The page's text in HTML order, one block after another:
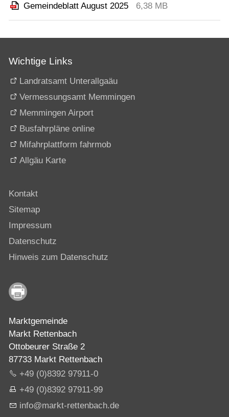
Gemeindeblatt August 2025 6,38 MB
Wichtige Links
Landratsamt Unterallgaäu
Vermessungsamt Memmingen
Memmingen Airport
Busfahrpläne online
Mifahrplattform fahrmob
Allgäu Karte
Kontakt
Sitemap
Impressum
Datenschutz
Hinweis zum Datenschutz
Marktgemeinde
Markt Rettenbach
Ottobeurer Straße 2
87733 Markt Rettenbach
+49 (0)8392 97911-0
+49 (0)8392 97911-99
nf
m rkt-r tt nb ch d